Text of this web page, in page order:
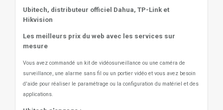
Ubitech, distributeur officiel Dahua, TP-Link et
Hikvision
Les meilleurs prix du web avec les services sur
mesure
Vous avez commandé un kit de vidéosurveillance ou une caméra de
surveillance, une alarme sans fil ou un portier vidéo et vous avez besoin
d'aide pour réaliser le paramétrage ou la configuration du matériel et des
applications.